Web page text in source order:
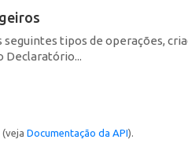
tipos de operações,
Declaratório...
(veja Documentação da API).